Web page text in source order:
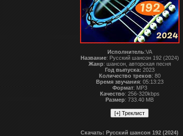
Исполнитель:VA
Название: Русский шансон 192 (2024)
Жанр: шансон, авторская песня
Год выпуска:2023
Количество треков: 80
Время звучания: 05:13:23
Формат: MP3
Качество: 256-320kbps
Размер: 733.40 MB
Скачать: Русский шансон 192 (2024)